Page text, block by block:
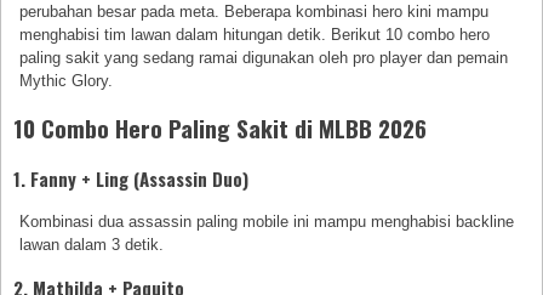
perubahan besar pada meta. Beberapa kombinasi hero kini mampu
menghabisi tim lawan dalam hitungan detik. Berikut 10 combo hero
paling sakit yang sedang ramai digunakan oleh pro player dan pemain
Mythic Glory.
10 Combo Hero Paling Sakit di MLBB 2026
1. Fanny + Ling (Assassin Duo)
Kombinasi dua assassin paling mobile ini mampu menghabisi backline
lawan dalam 3 detik.
2. Mathilda + Paquito